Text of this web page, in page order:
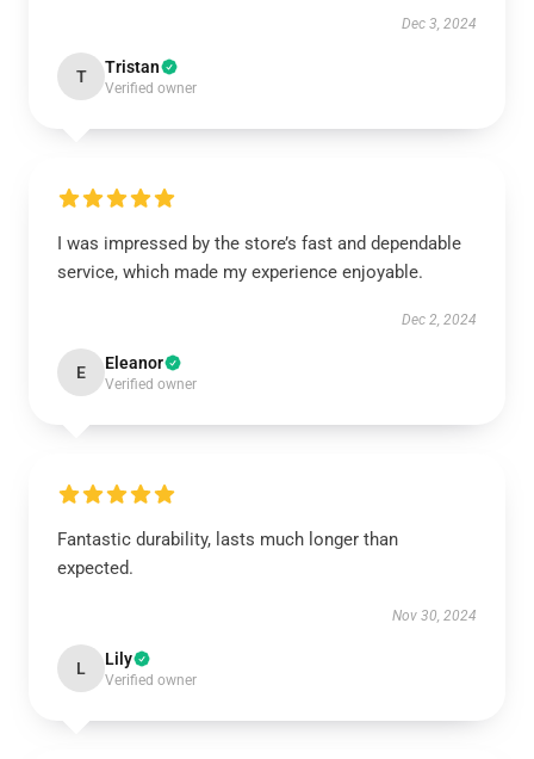
Dec 3, 2024
T Tristan
Verified owner
I was impressed by the store’s fast and dependable
service, which made my experience enjoyable.
Dec 2, 2024
E Eleanor
Verified owner
Fantastic durability, lasts much longer than
expected.
Nov 30, 2024
L Lily
Verified owner